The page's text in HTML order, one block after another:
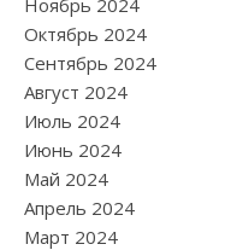
Ноябрь 2024
Октябрь 2024
Сентябрь 2024
Август 2024
Июль 2024
Июнь 2024
Май 2024
Апрель 2024
Март 2024